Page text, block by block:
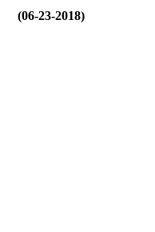
(06-23-2018)